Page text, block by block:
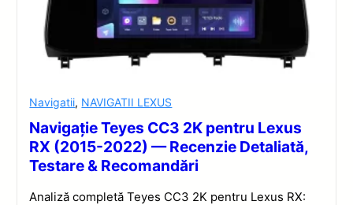
Navigatii, NAVIGATII LEXUS
Navigație Teyes CC3 2K pentru Lexus
RX (2015-2022) — Recenzie Detaliată,
Testare & Recomandări
Analiză completă Teyes CC3 2K pentru Lexus RX: